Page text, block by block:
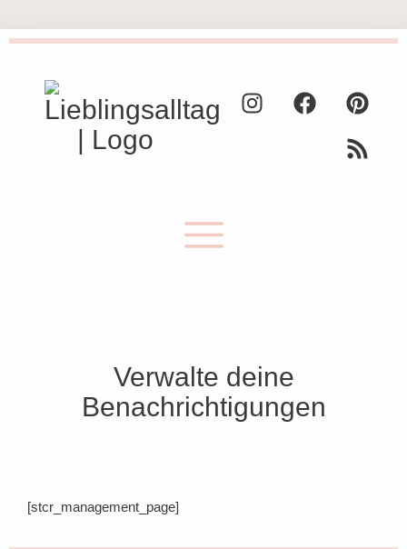
Verwalte deine
Benachrichtigungen
[stcr_management_page]